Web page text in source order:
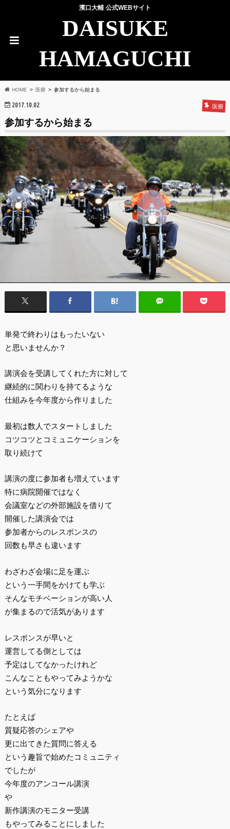
濱口大輔 公式WEBサイト
DAISUKE
HAMAGUCHI
HOME 医療 参加するから始まる
2017.10.02 医療
参加するから始まる
単発で終わりはもったいない
と思いませんか？
講演会を受講してくれた方に対して
継続的に関わりを持てるような
仕組みを今年度から作りました
最初は数人でスタートしました
コツコツとコミュニケーションを
取り続けて
講演の度に参加者も増えています
特に病院開催ではなく
会議室などの外部施設を借りて
開催した講演会では
参加者からのレスポンスの
回数も早さも違います
わざわざ会場に足を運ぶ
という一手間をかけても学ぶ
そんなモチベーションが高い人
が集まるので活気があります
レスポンスが早いと
運営してる側としては
予定はしてなかったけれど
こんなこともやってみようかな
という気分になります
たとえば
質疑応答のシェアや
更に出てきた質問に答える
という趣旨で始めたコミュニティ
でしたが
今年度のアンコール講演
や
新作講演のモニター受講
もやってみることにしました